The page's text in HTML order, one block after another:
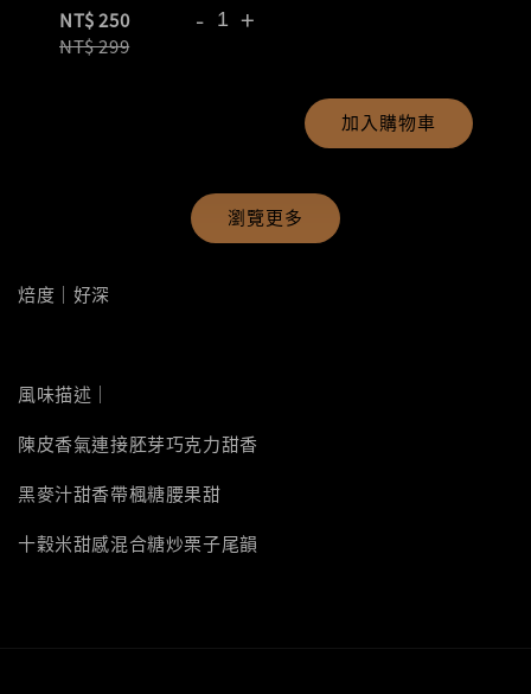
NT$ 250
NT$ 299
- +
加入購物車
瀏覽更多
焙度｜好深
風味描述｜
陳皮香氣連接胚芽巧克力甜香
黑麥汁甜香帶楓糖腰果甜
十穀米甜感混合糖炒栗子尾韻